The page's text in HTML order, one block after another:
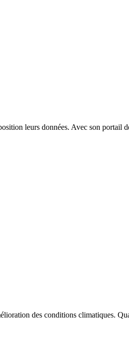
leurs données. Avec son portail
des conditions climatiques.